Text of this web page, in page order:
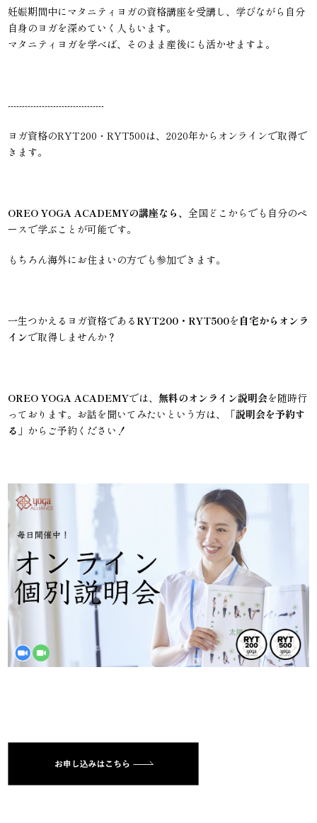
妊娠期間中にマタニティヨガの資格講座を受講し、学びながら自分
自身のヨガを深めていく人もいます。
マタニティヨガを学べば、そのまま産後にも活かせますよ。
----------------------------------
ヨガ資格のRYT200・RYT500は、2020年からオンラインで取得で
きます。
OREO YOGA ACADEMYの講座なら、全国どこからでも自分のペ
ースで学ぶことが可能です。
もちろん海外にお住まいの方でも参加できます。
一生つかえるヨガ資格であるRYT200・RYT500を 自宅からオンラ
インで取得しませんか？
OREO YOGA ACADEMYでは、無料のオンライン説明会を随時行
っております。お話を聞いてみたいという方は、「説明会を予約す
る 」からご予約ください！